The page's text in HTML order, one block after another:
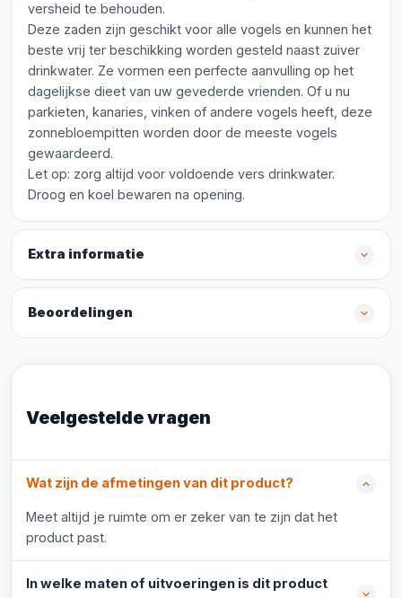
versheid te behouden.
Deze zaden zijn geschikt voor alle vogels en kunnen het
beste vrij ter beschikking worden gesteld naast zuiver
drinkwater. Ze vormen een perfecte aanvulling op het
dagelijkse dieet van uw gevederde vrienden. Of u nu
parkieten, kanaries, vinken of andere vogels heeft, deze
zonnebloempitten worden door de meeste vogels
gewaardeerd.
Let op: zorg altijd voor voldoende vers drinkwater.
Droog en koel bewaren na opening.
Extra informatie
Beoordelingen
Veelgestelde vragen
Wat zijn de afmetingen van dit product?
Meet altijd je ruimte om er zeker van te zijn dat het
product past.
In welke maten of uitvoeringen is dit product